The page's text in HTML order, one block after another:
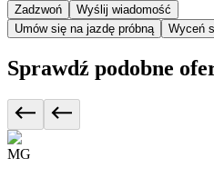
Zadzwoń
Wyślij wiadomość
Umów się na jazdę próbną
Wyceń
Sprawdź podobne
MG